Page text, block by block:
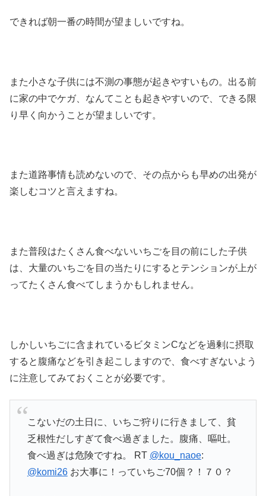
できれば朝一番の時間が望ましいですね。
また小さな子供には不測の事態が起きやすいもの。出る前
に家の中でケガ、なんてことも起きやすいので、できる限
り早く向かうことが望ましいです。
また道路事情も読めないので、その点からも早めの出発が
楽しむコツと言えますね。
また普段はたくさん食べないいちごを目の前にした子供
は、大量のいちごを目の当たりにするとテンションが上が
ってたくさん食べてしまうかもしれません。
しかしいちごに含まれているビタミンCなどを過剰に摂取
すると腹痛などを引き起こしますので、食べすぎないよう
に注意してみておくことが必要です。
こないだの土日に、いちご狩りに行きまして、貧
乏根性だしすぎて食べ過ぎました。腹痛、嘔吐。
食べ過ぎは危険ですね。 RT @kou_naoe:
@komi26お大事に！っていちご70個？！７０？